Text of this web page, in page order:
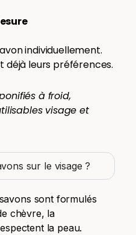
individuellement.
déjà leurs préférences.
à froid,
visage et
sur le visage ?
sont formulés
chèvre, la
la peau.